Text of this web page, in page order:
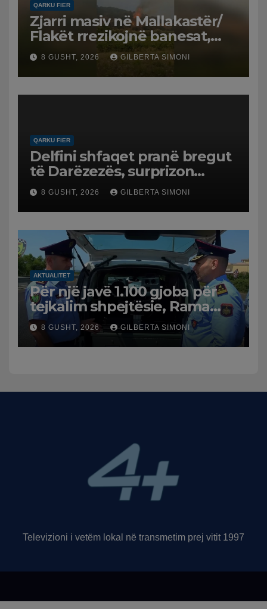
QARKU FIER
Zjarri masiv në Mallakastër/
Flakët rrezikojnë banesat,
Policia evakuon disa familje
në Koilac
8 GUSHT, 2026 GILBERTA SIMONI
QARKU FIER
Delfini shfaqet pranë bregut
të Darëzezës, surprizon
pushuesit dhe banorët
8 GUSHT, 2026 GILBERTA SIMONI
AKTUALITET
Për një javë 1.100 gjoba për
tejkalim shpejtësie, Rama
publikon videon: Kamerat e
trafikut së shpejti në
funksion
8 GUSHT, 2026 GILBERTA SIMONI
Televizioni i vetëm lokal në transmetim prej vitit 1997